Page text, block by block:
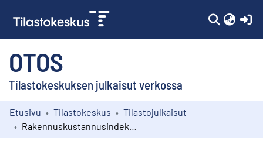
OTOS
Tilastokeskuksen julkaisut verkossa
Kokoelmat
Etusivu Tilastokeskus
Tilastojulkaisut